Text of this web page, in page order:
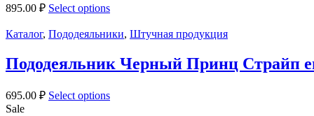
895.00 ₽ Select options
Каталог, Пододеяльники, Штучная продукция
Пододеяльник Черный Принц Страйп
695.00 ₽ Select options
Sale